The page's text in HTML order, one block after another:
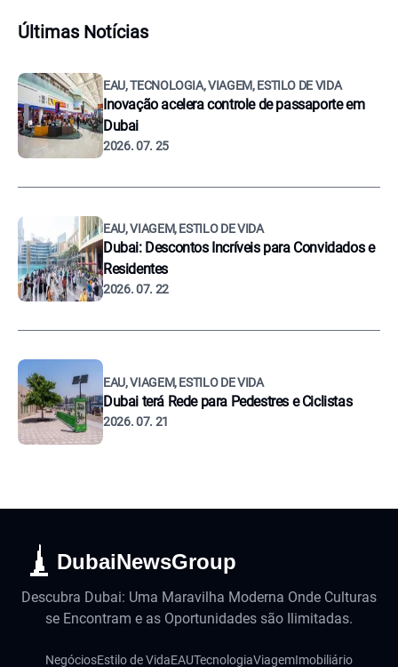
Últimas Notícias
EAU, TECNOLOGIA, VIAGEM, ESTILO DE VIDA
Inovação acelera controle de passaporte em
Dubai
2026. 07. 25
EAU, VIAGEM, ESTILO DE VIDA
Dubai: Descontos Incríveis para Convidados e
Residentes
2026. 07. 22
EAU, VIAGEM, ESTILO DE VIDA
Dubai terá Rede para Pedestres e Ciclistas
2026. 07. 21
DubaiNewsGroup
Descubra Dubai: Uma Maravilha Moderna Onde Culturas
se Encontram e as Oportunidades são Ilimitadas.
NegóciosEstilo de VidaEAUTecnologiaViagemImobiliário